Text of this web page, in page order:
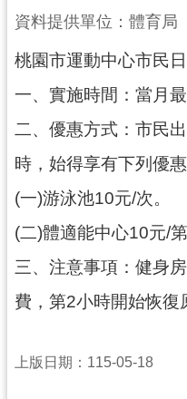
告
認
識
體
局
機
關
訊
錄
場
紹
資料提供單位：體育局
桃園市運動中心市民日
一、實施時間：當月
二、優惠方式：市民
時，始得享有下列優惠
(一)游泳池10元/次。
(二)體適能中心10元/第
三、注意事項：健身
費，第2小時開始恢復
上版日期：115-05-18